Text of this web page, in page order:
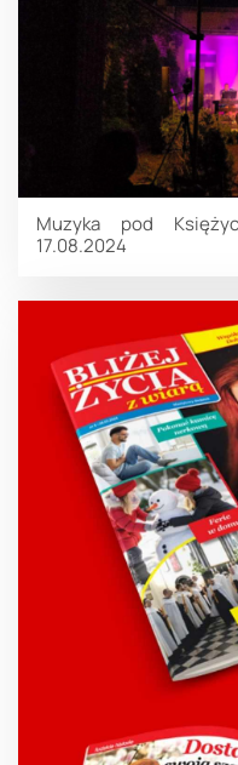
Muzyka pod
17.08.2024